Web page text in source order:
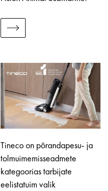
Tineco on põrandapesu- ja
tolmuimemisseadmete
kategoorias tarbijate
eelistatuim valik